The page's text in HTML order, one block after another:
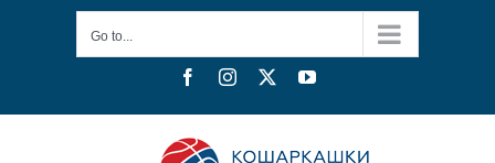
Go to...
FacebookInstagram YouTube